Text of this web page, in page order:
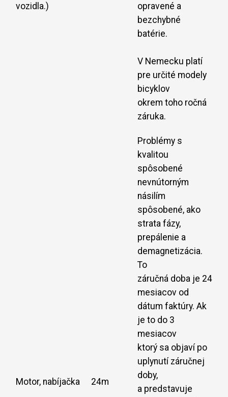
vozidla.)
opravené a
bezchybné
batérie.
V Nemecku platí
pre určité modely
bicyklov
okrem toho ročná
záruka.
Motor, nabíjačka 24m
Problémy s
kvalitou
spôsobené
nevnútorným
násilím
spôsobené, ako
strata fázy,
prepálenie a
demagnetizácia.
To
záručná doba je 24
mesiacov od
dátum faktúry. Ak
je to do 3
mesiacov
ktorý sa objaví po
uplynutí záručnej
doby,
a predstavuje